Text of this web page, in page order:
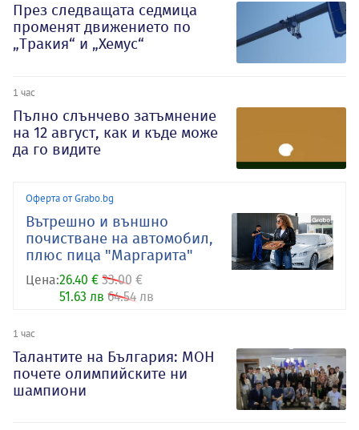
През следващата седмица
променят движението по
„Тракия“ и „Хемус“
1 час
Пълно слънчево затъмнение
на 12 август, как и къде може
да го видите
Оферта от Grabo.bg
Вътрешно и външно
почистване на автомобил,
плюс пица "Маргарита"
Цена:26.40 € 33.00 €
51.63 лв 64.54 лв
1 час
Талантите на България: МОН
почете олимпийските ни
шампиони